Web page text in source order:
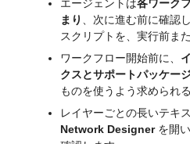
エージェントは各ワーク
まり 、次に進む前に確認
スクリプトを、実行前ま
ワークフロー開始前に、
クスとサポートパッケー
ものを使うよう求められ
レイヤーごとの長いテキ
Network Designer を開